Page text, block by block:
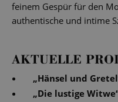
feinem Gespür für den
authentische und intime
AKTUELLE
„Hänsel und Gretel
„Die lustige Witwe